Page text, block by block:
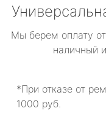
Мы берем оплату
наличный
*При отказе от
1000 руб.